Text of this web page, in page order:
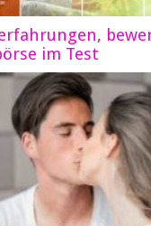
im Test